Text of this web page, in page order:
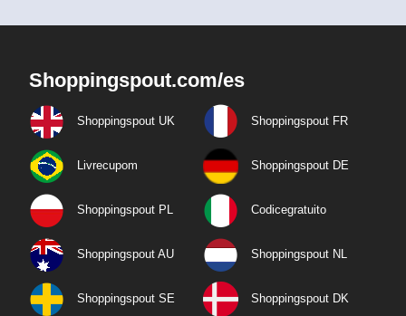
Shoppingspout.com/es
Shoppingspout UK Shoppingspout FR
Livrecupom Shoppingspout DE
Shoppingspout PL Codicegratuito
Shoppingspout AU Shoppingspout NL
Shoppingspout SE Shoppingspout DK